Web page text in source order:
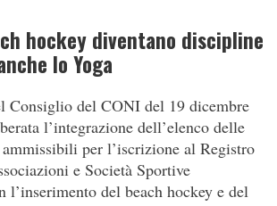
hockey diventano discipline
lo Yoga
Consiglio del CONI del 19 dicembre
l’integrazione dell’elenco delle
per l’iscrizione al Registro
e Società Sportive
l’inserimento del beach hockey e del